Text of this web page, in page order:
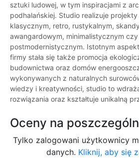
sztuki ludowej, w tym inspiracjami z
podhalańskiej. Studio realizuje
klasycznym, retro, rustykalnym,
awangardowym, minimalistycznym czy
postmodernistycznym. Istotnym
firmy stała się także promocja
budownictwa oraz domów
wykonywanych z naturalnych
wiedzy i kreatywności, studio to
rozwiązania oraz kształtuje unikalną
Oceny na
Tylko zalogowani użytkownicy
danych. Kliknij, aby się